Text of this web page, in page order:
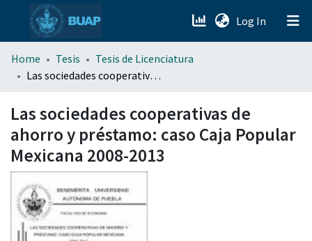
Log In (current)
menu.section.about_menu
Home Tesis
Tesis de Licenciatura
Las sociedades cooperativas de ahorro y préstamo: caso Caja Popular Mexicana 2008-2013
Las sociedades cooperativas de
ahorro y préstamo: caso Caja Popular
Mexicana 2008-2013